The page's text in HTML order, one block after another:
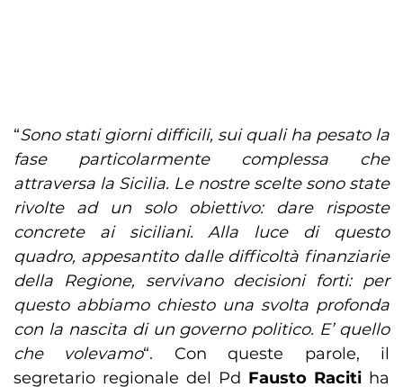
“Sono stati giorni difficili, sui quali ha pesato la
fase particolarmente complessa che
attraversa la Sicilia. Le nostre scelte sono state
rivolte ad un solo obiettivo: dare risposte
concrete ai siciliani. Alla luce di questo
quadro, appesantito dalle difficoltà finanziarie
della Regione, servivano decisioni forti: per
questo abbiamo chiesto una svolta profonda
con la nascita di un governo politico. E’ quello
che volevamo“. Con queste parole, il
segretario regionale del Pd Fausto Raciti ha